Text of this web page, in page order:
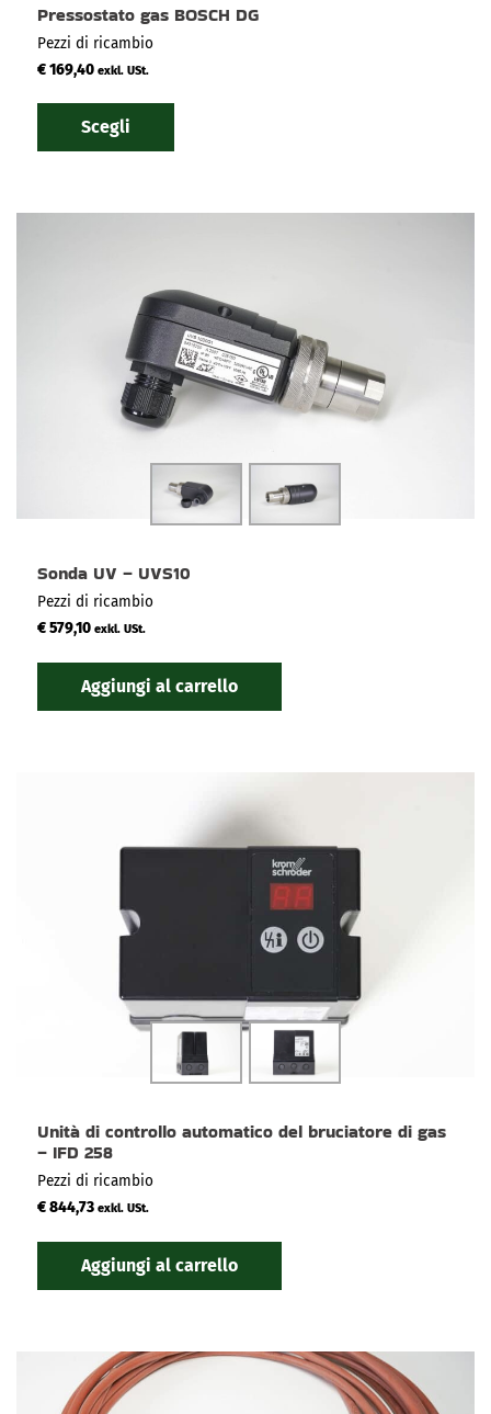
Pressostato gas BOSCH DG
Pezzi di ricambio
€169,40 exkl. USt.
Scegli
Sonda UV – UVS10
Pezzi di ricambio
€579,10 exkl. USt.
Aggiungi al carrello
Unità di controllo automatico del bruciatore di gas
– IFD 258
Pezzi di ricambio
€844,73 exkl. USt.
Aggiungi al carrello